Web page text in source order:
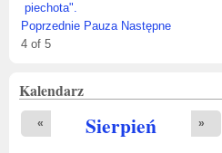
piechota".
Poprzednie Pauza Następne
4 of 5
Kalendarz
Sierpień
« »